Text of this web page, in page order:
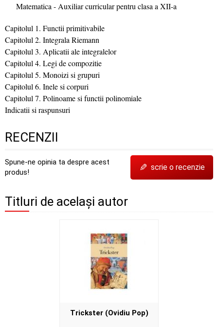
Matematica - Auxiliar curricular pentru clasa a XII-a
Capitolul 1. Functii primitivabile
Capitolul 2. Integrala Riemann
Capitolul 3. Aplicatii ale integralelor
Capitolul 4. Legi de compozitie
Capitolul 5. Monoizi si grupuri
Capitolul 6. Inele si corpuri
Capitolul 7. Polinoame si functii polinomiale
Indicatii si raspunsuri
RECENZII
Spune-ne opinia ta despre acest
produs!
✎ scrie o recenzie
Titluri de același autor
Trickster (Ovidiu Pop)